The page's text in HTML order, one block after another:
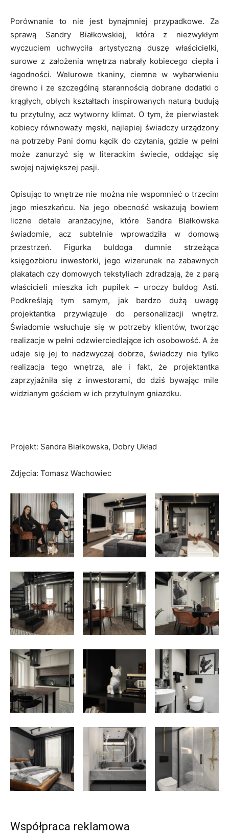
Porównanie to nie jest bynajmniej przypadkowe. Za
sprawą Sandry Białkowskiej, która z niezwykłym
wyczuciem uchwyciła artystyczną duszę właścicielki,
surowe z założenia wnętrza nabrały kobiecego ciepła i
łagodności. Welurowe tkaniny, ciemne w wybarwieniu
drewno i ze szczególną starannością dobrane dodatki o
krągłych, obłych kształtach inspirowanych naturą budują
tu przytulny, acz wytworny klimat. O tym, że pierwiastek
kobiecy równoważy męski, najlepiej świadczy urządzony
na potrzeby Pani domu kącik do czytania, gdzie w pełni
może zanurzyć się w literackim świecie, oddając się
swojej największej pasji.
Opisując to wnętrze nie można nie wspomnieć o trzecim
jego mieszkańcu. Na jego obecność wskazują bowiem
liczne detale aranżacyjne, które Sandra Białkowska
świadomie, acz subtelnie wprowadziła w domową
przestrzeń. Figurka buldoga dumnie strzeżąca
księgozbioru inwestorki, jego wizerunek na zabawnych
plakatach czy domowych tekstyliach zdradzają, że z parą
właścicieli mieszka ich pupilek – uroczy buldog Asti.
Podkreślają tym samym, jak bardzo dużą uwagę
projektantka przywiązuje do personalizacji wnętrz.
Świadomie wsłuchuje się w potrzeby klientów, tworząc
realizacje w pełni odzwierciedlające ich osobowość. A że
udaje się jej to nadzwyczaj dobrze, świadczy nie tylko
realizacja tego wnętrza, ale i fakt, że projektantka
zaprzyjaźniła się z inwestorami, do dziś bywając mile
widzianym gościem w ich przytulnym gniazdku.
Projekt: Sandra Białkowska, Dobry Układ
Zdjęcia: Tomasz Wachowiec
Współpraca reklamowa